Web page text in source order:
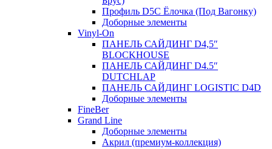
Профиль D5C Ёлочка (Под Вагонку)
Доборные элементы
Vinyl-On
ПАНЕЛЬ САЙДИНГ D4,5″
BLOCKHOUSE
ПАНЕЛЬ САЙДИНГ D4.5″
DUTCHLAP
ПАНЕЛЬ САЙДИНГ LOGISTIC D4D
Доборные элементы
FineBer
Grand Line
Доборные элементы
Акрил (премиум-коллекция)